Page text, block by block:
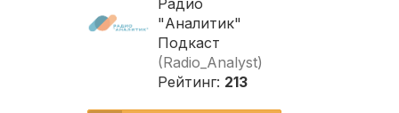
Радио
"Аналитик"
Подкаст
(Radio_Analyst)
Рейтинг: 213